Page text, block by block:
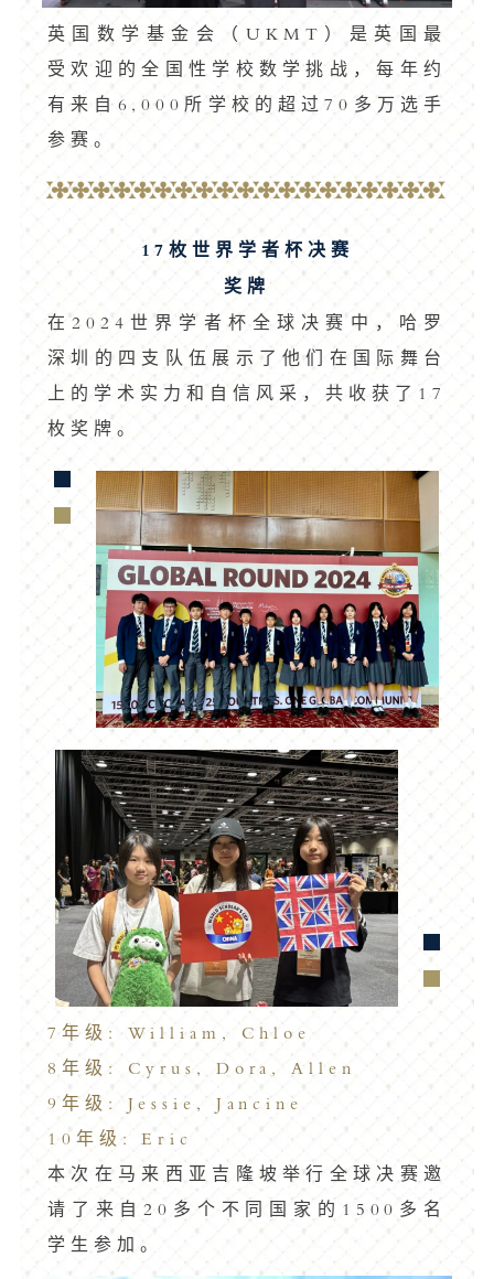
英国数学基金会（UKMT）是英国最
受欢迎的全国性学校数学挑战，每年约
有来自6,000所学校的超过70多万选手
参赛。
17枚世界学者杯决赛
奖牌
在2024世界学者杯全球决赛中，哈罗
深圳的四支队伍展示了他们在国际舞台
上的学术实力和自信风采，共收获了17
枚奖牌。
7年级: William, Chloe
8年级: Cyrus, Dora, Allen
9年级: Jessie, Jancine
10年级: Eric
本次在马来西亚吉隆坡举行全球决赛邀
请了来自20多个不同国家的1500多名
学生参加。